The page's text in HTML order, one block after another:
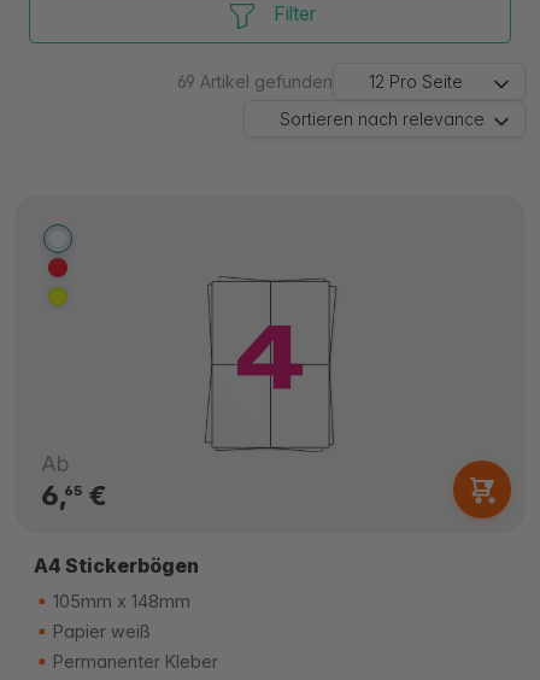
Filter
69 Artikel gefunden 12 Pro Seite
Sortieren nach relevance
Ab
6,65€
A4 Stickerbögen
105mm x 148mm
Papier weiß
Permanenter Kleber